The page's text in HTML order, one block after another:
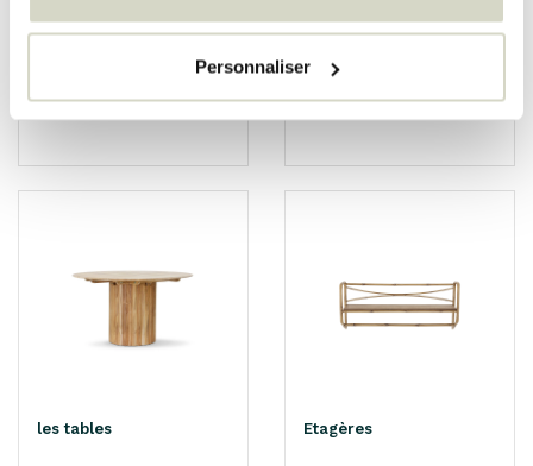
Personnaliser
Stretch Chaises
les tables Etagères